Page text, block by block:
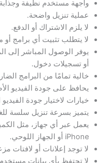
واجهة مستخدم نظيفة وجذابة
عملية تنزيل واضحة.
لا يلزم الاشتراك أو الدفع.
لا يتطلب تثبيت أي برامج
يوفر الوصول المباشر إلى
أو تسجيلات دخول.
خالية تمامًا من البرامج
يحافظ على جودة الفيديو
خيارات لاختيار جودة
يتميز بسرعة تنزيل سلسة
iPhone أو الجهاز اللوحي.
لا توجد إعلانات أو
لا تحتفظ بأي بيانات